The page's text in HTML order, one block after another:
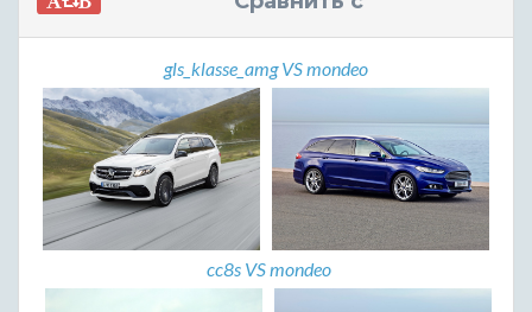
gls_klasse_amg VS mondeo
cc8s VS mondeo